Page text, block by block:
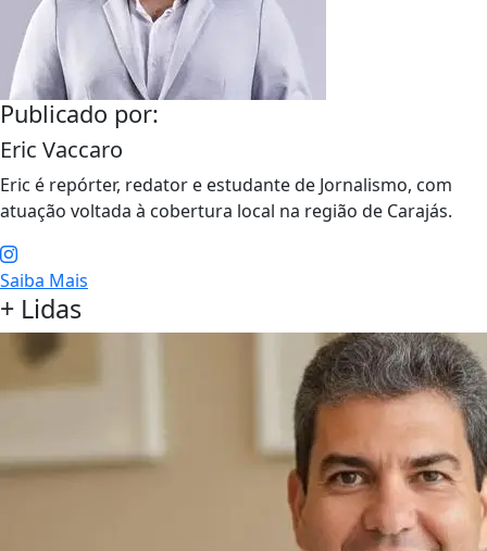
Publicado por:
Eric Vaccaro
Eric é repórter, redator e estudante de Jornalismo, com
atuação voltada à cobertura local na região de Carajás.
Saiba Mais
+ Lidas